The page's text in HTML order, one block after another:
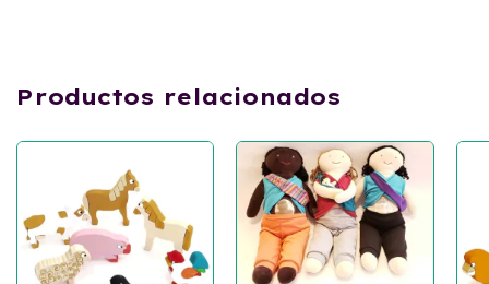
Productos relacionados